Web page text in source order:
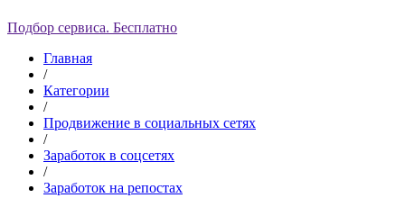
Подбор сервиса. Бесплатно
Главная
/
Категории
/
Продвижение в социальных сетях
/
Заработок в соцсетях
/
Заработок на репостах